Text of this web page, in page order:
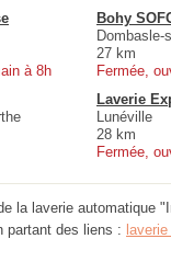
à 8h
Bohy
Dombasle-
27 km
Fermée,
Laverie
Lunéville
28 km
Fermée,
la laverie automatique
partant des liens :